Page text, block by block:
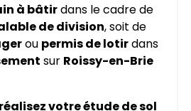
à bâtirdans le cadre de
de division, soit de
ou permis de lotirdans
sur Roissy-en-Brie
votre étude de sol